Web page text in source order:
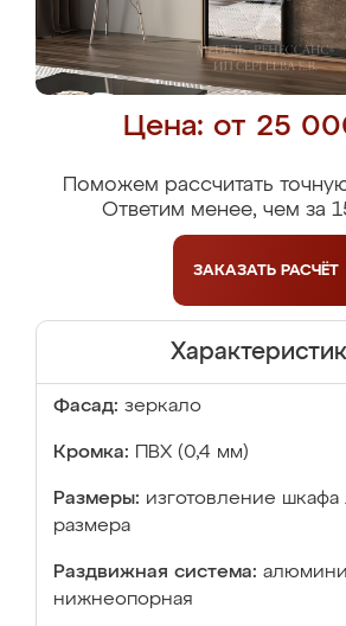
Цена: от 25
Поможем рассчитать
Ответим менее, чем за
ЗАКАЗАТЬ РАСЧЁТ
Фасад: зеркало
Кромка: ПВХ (0,4 мм)
Размеры: изготовление
размера
Раздвижная система:
нижнеопорная